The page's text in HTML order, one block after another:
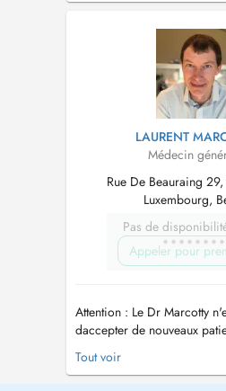
LAURENT
Médecin
Rue De Beauraing
Luxembourg,
Pas de
Appeler pour
Attention : Le Dr Marcotty
daccepter de nouveaux
pour les consultations.
Tout voir